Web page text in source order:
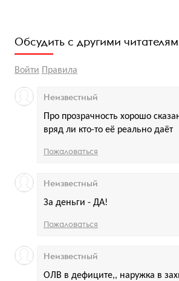
Обсудить с другими
Войти Правила
Про прозрачность хорошо
вряд ли кто-то её реально даёт
Неизвестный
Пожаловаться
За деньги - ДА!
Неизвестный
Пожаловаться
ОЛВ в дефиците,, наружка в
Неизвестный